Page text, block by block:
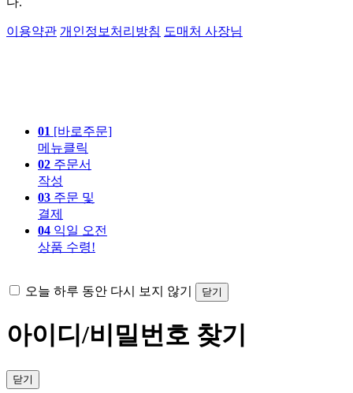
이용약관 개인정보처리방침 도매처 사장님
01 [바로주문]
메뉴클릭
02 주문서
작성
03 주문 및
결제
04 익일 오전
상품 수령!
오늘 하루 동안 다시 보지 않기 닫기
아이디/비밀번호 찾기
닫기